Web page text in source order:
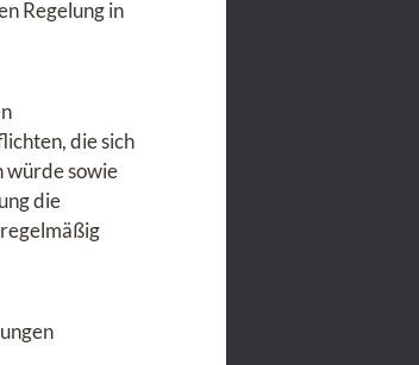
Regelung in
die sich
würde sowie
die